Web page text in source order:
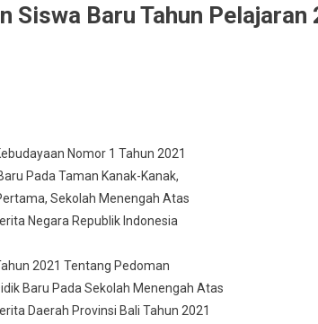
Siswa Baru Tahun
Nomor 1 Tahun 2021
Pada Taman Kanak-Kanak,
Sekolah Menengah Atas
Negara Republik Indonesia
2021 Tentang Pedoman
Baru Pada Sekolah Menengah Atas
Daerah Provinsi Bali Tahun 2021